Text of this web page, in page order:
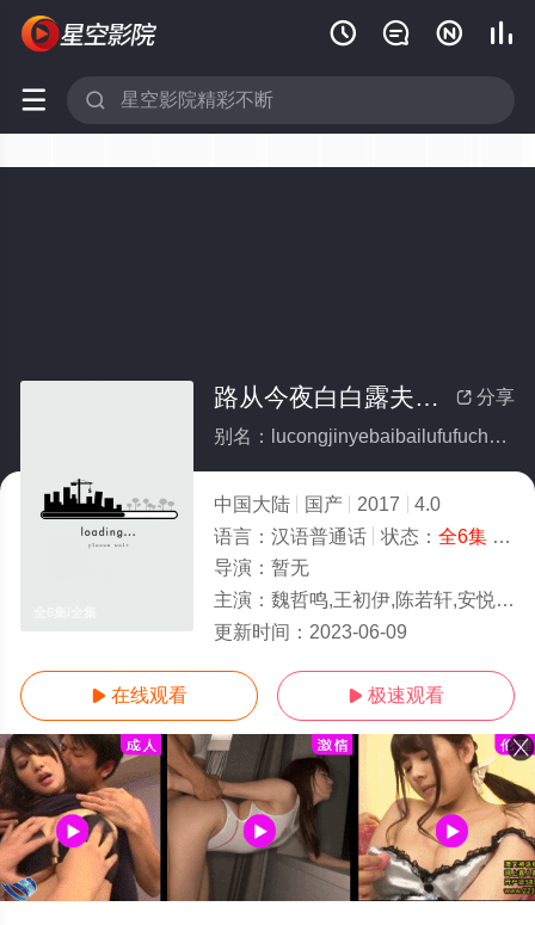
   
 
 分享
路从今夜白白露夫妇纯享版(全集)
别名：lucongjinyebaibailufufuchunxiangban
中国大陆 国产 2017
4.0
语言： 汉语普通话 状态： 全6集- 免费在线观看
导演： 暂无
主演： 魏哲鸣,王初伊,陈若轩,安悦溪,匡牧野,罗予彤,康嘉泽,汪诺乔
更新时间： 2023-06-09
 在线观看  极速观看